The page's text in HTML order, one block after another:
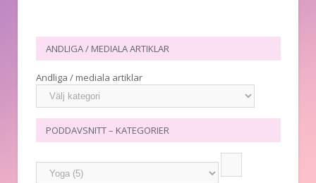
ANDLIGA / MEDIALA ARTIKLAR
Andliga / mediala artiklar
PODDAVSNITT – KATEGORIER